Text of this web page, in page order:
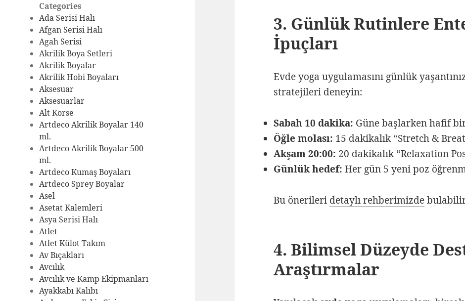
Categories
Ada Serisi Halı
Afgan Serisi Halı
Agah Serisi
Akrilik Boya Setleri
Akrilik Boyalar
Akrilik Hobi Boyaları
Aksesuar
Aksesuarlar
Alt Korse
Artdeco Akrilik Boyalar 140
ml.
Artdeco Akrilik Boyalar 500
ml.
Artdeco Kumaş Boyaları
Artdeco Sprey Boyalar
Asel
Asetat Kalemleri
Asya Serisi Halı
Atlet
Atlet Külot Takım
Av Bıçakları
Avcılık
Avcılık ve Kamp Ekipmanları
Ayakkabı Kalıbı
3. Günlük Rutinlere
İpuçları
Evde yoga uygulamasını günlük
stratejileri deneyin:
Sabah 10 dakika: Güne başlarken hafif
Öğle molası: 15 dakikalık “Stretch &
Akşam 20:00: 20 dakikalık “Relaxation
Günlük hedef: Her gün 5 yeni poz
Bu önerileri detaylı rehberimizde
4. Bilimsel Düzeyde
Araştırmalar